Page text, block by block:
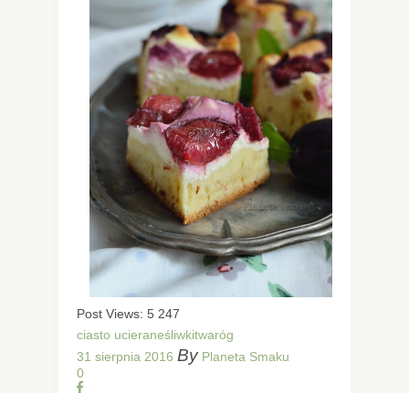
Post Views: 5 247
ciasto ucieraneśliwkitwaróg
31 sierpnia 2016 By Planeta Smaku
0